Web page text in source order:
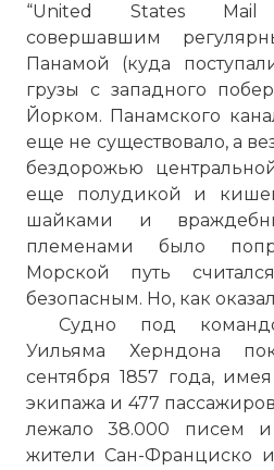
“United States Mail
совершавшим
Панамой (куда
грузы с западного
Йорком. Панамского
еще не существовало, а
бездорожью
еще полудикой и
шайками и
племенами было
Морской путь
безопасным. Но, как
Судно под
Уильяма Херндона
сентября 1857 года,
экипажа и 477
лежало 38.000 писем и
жители Сан-Франциско